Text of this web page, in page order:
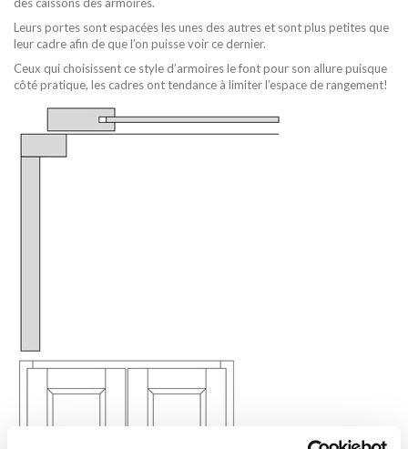
Leurs portes sont espacées les unes des autres et sont plus petites que
leur cadre afin de que l’on puisse voir ce dernier.
Ceux qui choisissent ce style d’armoires le font pour son allure puisque
côté pratique, les cadres ont tendance à limiter l’espace de rangement!